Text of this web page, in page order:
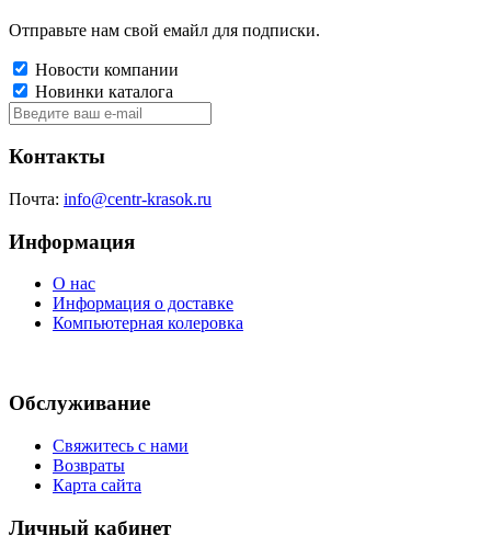
Отправьте нам свой емайл для подписки.
Новости компании
Новинки каталога
Контакты
Почта: info@centr-krasok.ru
Информация
О нас
Информация о доставке
Компьютерная колеровка
Обслуживание
Свяжитесь с нами
Возвраты
Карта сайта
Личный кабинет